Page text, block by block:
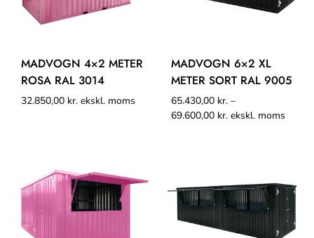
MADVOGN 4×2 METER
ROSA RAL 3014
32.850,00 kr. ekskl. moms
MADVOGN 6×2 XL
METER SORT RAL 9005
65.430,00 kr. –
69.600,00 kr. ekskl. moms